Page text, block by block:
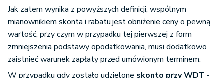
Jak zatem wynika z powyższych definicji, wspólnym
mianownikiem skonta i rabatu jest obniżenie ceny o pewną
wartość, przy czym w przypadku tej pierwszej z form
zmniejszenia podstawy opodatkowania, musi dodatkowo
zaistnieć warunek zapłaty przed umówionym terminem.
W przypadku gdy zostało udzielone skonto przy WDT -